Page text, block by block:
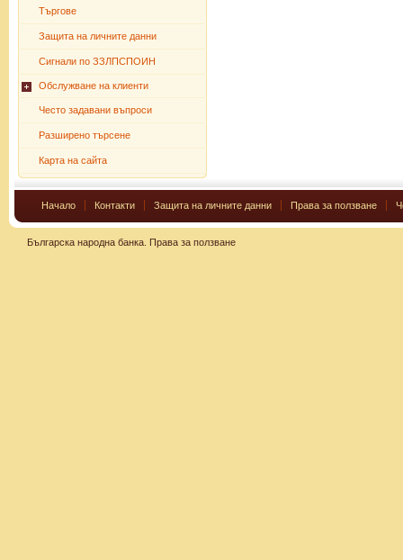
Търгове
Защита на личните данни
Сигнали по ЗЗЛПСПОИН
Обслужване на клиенти
Често задавани въпроси
Разширено търсене
Карта на сайта
Начало Контакти Защита на личните данни Права за ползване
Българска народна банка. Права за ползване